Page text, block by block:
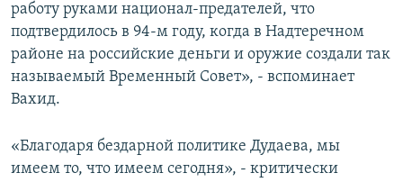
работу руками национал-предателей, что
подтвердилось в 94-м году, когда в Надтеречном
районе на российские деньги и оружие создали так
называемый Временный Совет», - вспоминает
Вахид.
«Благодаря бездарной политике Дудаева, мы
имеем то, что имеем сегодня», - критически